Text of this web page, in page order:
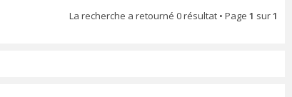
La recherche a retourné 0 résultat • Page 1 sur1